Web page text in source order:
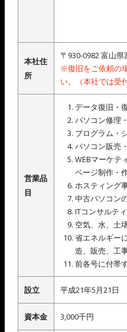
本社住
所
〒930-0982 富山
※復旧をご依頼の
い。（本社では受
営業品
目
データ復旧・
パソコン修理
プログラム・
パソコン販売
WEBマーケテ
ページ制作・
ホスティング
中古パソコン
ITコンサルテ
空気、水、土
省エネルギー
造、販売、工
前各号に付帯
設立 平成21年5月21日
資本金 3,000千円